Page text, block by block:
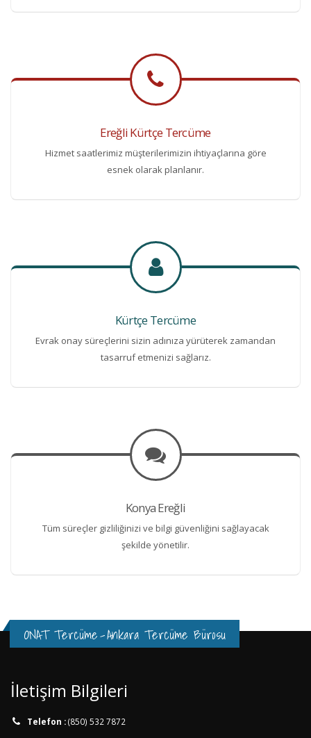
Ereğli Kürtçe Tercüme
Hizmet saatlerimiz müşterilerimizin ihtiyaçlarına göre
esnek olarak planlanır.
Kürtçe Tercüme
Evrak onay süreçlerini sizin adınıza yürüterek zamandan
tasarruf etmenizi sağlarız.
Konya Ereğli
Tüm süreçler gizliliğinizi ve bilgi güvenliğini sağlayacak
şekilde yönetilir.
ONAT Tercüme-Ankara Tercüme Bürosu
İletişim Bilgileri
Telefon :(850) 532 7872